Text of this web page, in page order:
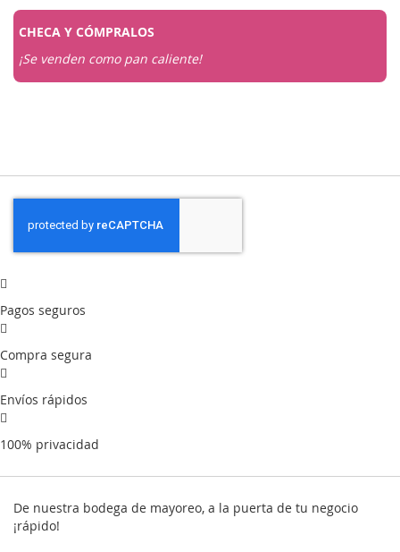
CHECA Y CÓMPRALOS
¡Se venden como pan caliente!
Pagos seguros
Compra segura
Envíos rápidos
100% privacidad
De nuestra bodega de mayoreo, a la puerta de tu negocio
¡rápido!